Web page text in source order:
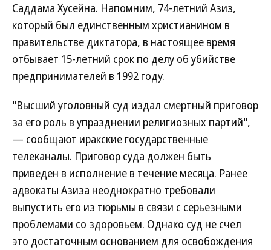
Саддама Хусейна. Напомним, 74-летний Азиз,
который был единственным христианином в
правительстве диктатора, в настоящее время
отбывает 15-летний срок по делу об убийстве
предпринимателей в 1992 году.
"Высший уголовный суд издал смертный приговор
за его роль в упразднении религиозных партий",
— сообщают иракские государственные
телеканалы. Приговор суда должен быть
приведен в исполнение в течение месяца. Ранее
адвокаты Азиза неоднократно требовали
выпустить его из тюрьмы в связи с серьезными
проблемами со здоровьем. Однако суд не счел
это достаточным основанием для освобождения